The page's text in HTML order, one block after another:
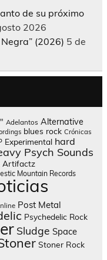
de su próximo
2026
(2026) 5 de
Adelantos Alternative
blues rock Crónicas
Experimental hard
Psych Sounds
Artifactz
Mountain Records
Post Metal
Psychedelic Rock
Sludge Space
Stoner Rock